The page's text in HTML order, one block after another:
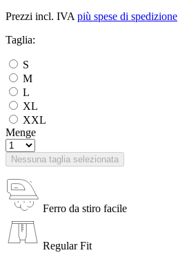
Prezzi incl. IVA più spese di spedizione
Taglia:
S
M
L
XL
XXL
Menge
Nessuna taglia selezionata
Ferro da stiro facile
Regular Fit